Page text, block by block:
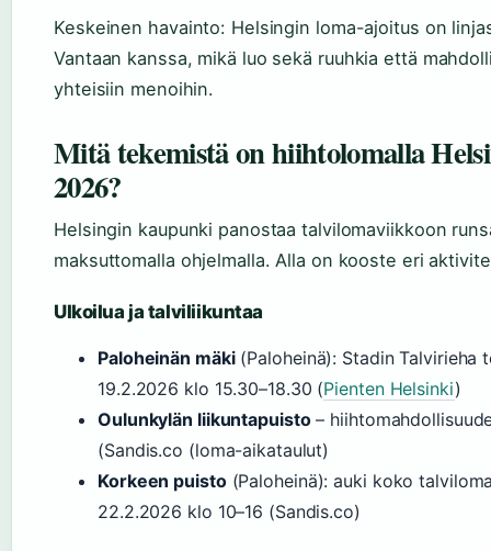
Keskeinen havainto: Helsingin loma-ajoitus on
Vantaan kanssa, mikä luo sekä ruuhkia että
yhteisiin menoihin.
Mitä tekemistä on hiihtolomalla
2026?
Helsingin kaupunki panostaa talvilomaviikkoon
maksuttomalla ohjelmalla. Alla on kooste eri
Ulkoilua ja talviliikuntaa
Paloheinän mäki(Paloheinä): Stadin Talvirieha
19.2.2026 klo 15.30–18.30 (Pienten Helsinki)
Oulunkylän liikuntapuisto–
(Sandis.co (loma-aikataulut)
Korkeen puisto(Paloheinä): auki koko
22.2.2026 klo 10–16 (Sandis.co)